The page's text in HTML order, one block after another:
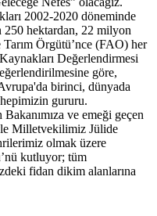
2002-2020 döneminde
hektardan, 22 milyon
Tarım Örgütü’nce (FAO) her
Değerlendirmesi
göre,
birinci, dünyada
gururu.
ve emeği geçen
Milletvekilimiz Jülide
olmak üzere
kutluyor; tüm
fidan dikim alanlarına